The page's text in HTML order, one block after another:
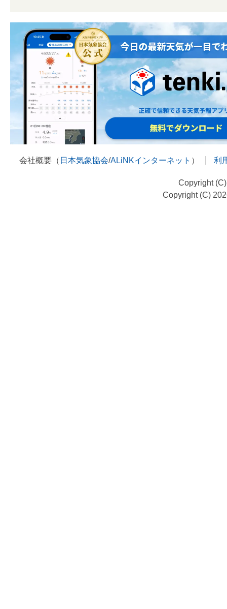
会社概要（ 日本気象協会/ALiNKインターネット ） 利
Copyright
Copyright (C)